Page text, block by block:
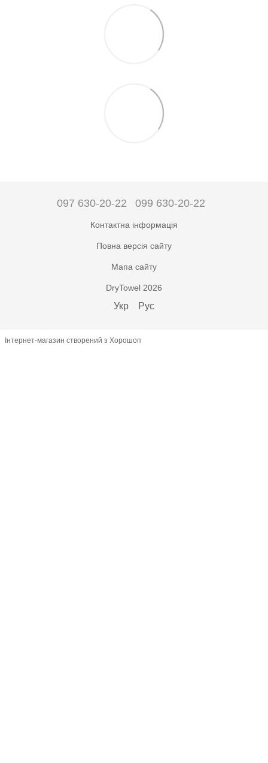
097 630-20-22 099 630-20-22
Контактна інформація
Повна версія сайту
Мапа сайту
DryTowel 2026
Укр Рус
Інтернет-магазин створений з Хорошоп